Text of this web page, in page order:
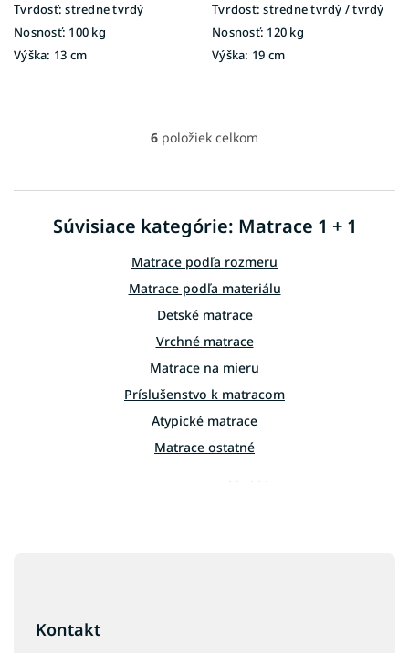
Tvrdosť: stredne tvrdý
Nosnosť: 100 kg
Výška: 13 cm
Tvrdosť: stredne tvrdý / tvrdý
Nosnosť: 120 kg
Výška: 19 cm
O
á
d
a
i
e
p
r
v
k
y
v
ý
p
s
6 položiek celkom
Súvisiace kategórie: Matrace 1 + 1
Matrace podľa rozmeru
Matrace podľa materiálu
Detské matrace
Vrchné matrace
Matrace na mieru
Príslušenstvo k matracom
Atypické matrace
Matrace ostatné
Matrace 1+1 100x200
Kontakt